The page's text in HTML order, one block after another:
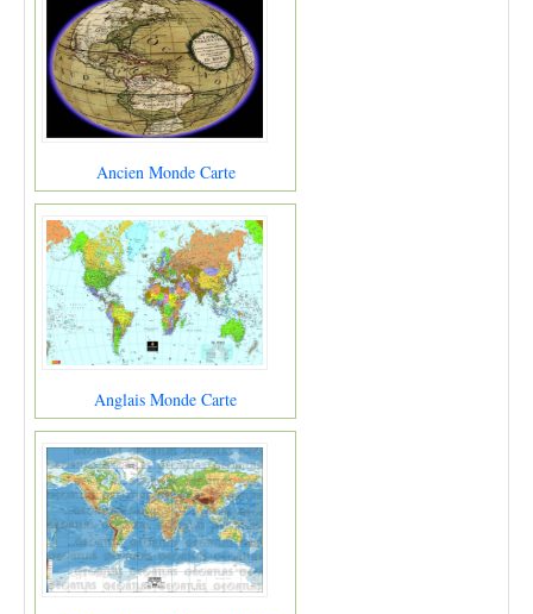
Ancien Monde Carte
Anglais Monde Carte